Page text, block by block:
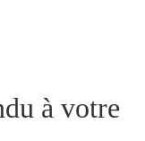
à votre